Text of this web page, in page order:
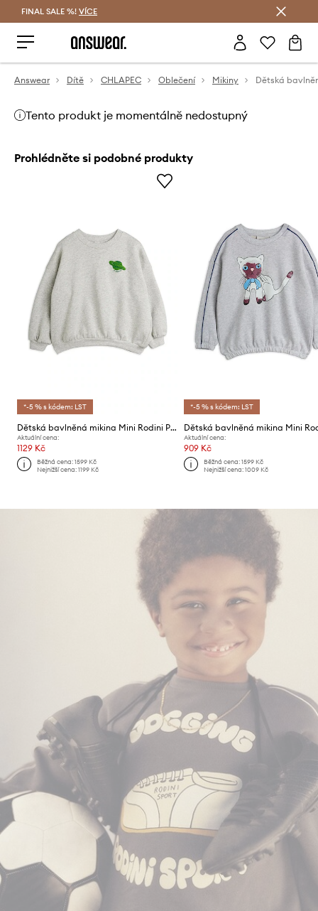
FINAL SALE %! VÍCE
Answear Dítě CHLAPEC Oblečení Mikiny
Tento produkt je momentálně nedostupný
Prohlédněte si podobné produkty
*-5 % s kódem: LST
Dětská bavlněná mikina Mini Rodini Planet
Aktuální cena:
1129 Kč
Běžná cena:1599 Kč
Nejnižší cena:1199 Kč
*-5 % s kódem: LST
Aktuální cena:
909 Kč
Běžná cena: 1599 Kč
Nejnižší cena: 1009 Kč